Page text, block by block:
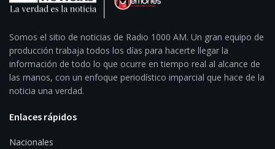
Somos el sitio de noticias de Radio 1000 AM. Un gran equipo de
producción trabaja todos los días para hacerte llegar la
información de todo lo que ocurre en tiempo real al alcance de
las manos, con un enfoque periodístico imparcial que hace de la
noticia una verdad.
Enlaces rápidos
Nacionales